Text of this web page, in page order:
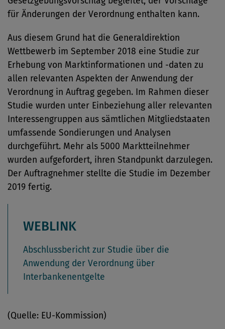
für Änderungen der Verordnung enthalten kann.
Aus diesem Grund hat die Generaldirektion
Wettbewerb im September 2018 eine Studie zur
Erhebung von Marktinformationen und -daten zu
allen relevanten Aspekten der Anwendung der
Verordnung in Auftrag gegeben. Im Rahmen dieser
Studie wurden unter Einbeziehung aller relevanten
Interessengruppen aus sämtlichen Mitgliedstaaten
umfassende Sondierungen und Analysen
durchgeführt. Mehr als 5000 Marktteilnehmer
wurden aufgefordert, ihren Standpunkt darzulegen.
Der Auftragnehmer stellte die Studie im Dezember
2019 fertig.
WEBLINK
Abschlussbericht zur Studie über die
Anwendung der Verordnung über
Interbankenentgelte
(Quelle: EU-Kommission)